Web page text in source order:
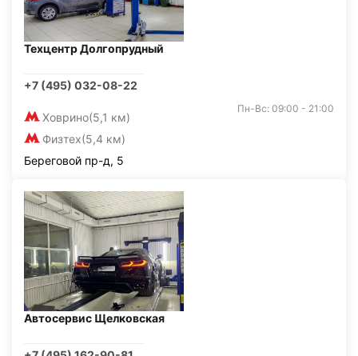
Техцентр Долгопрудный
+7 (495) 032-08-22
Ховрино(5,1 км)
Физтех(5,4 км)
Пн-Вс: 09:00 - 21:00
Береговой пр-д, 5
Автосервис Щелковская